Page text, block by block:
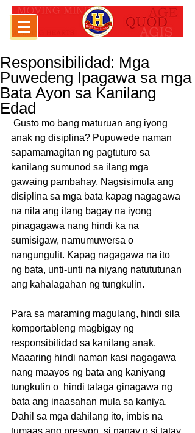
Responsibilidad: Mga
Puwedeng Ipagawa sa mga
Bata Ayon sa Kanilang
Edad
anak ng disiplina? Pupuwede naman
sapamamagitan ng pagtuturo sa
kanilang sumunod sa ilang mga
gawaing pambahay. Nagsisimula ang
disiplina sa mga bata kapag nagagawa
na nila ang ilang bagay na iyong
pinagagawa nang hindi ka na
sumisigaw, namumuwersa o
nangungulit. Kapag nagagawa na ito
ng bata, unti-unti na niyang natututunan
ang kahalagahan ng tungkulin.
Para sa maraming magulang, hindi sila
komportableng magbigay ng
responsibilidad sa kanilang anak.
Maaaring hindi naman kasi nagagawa
nang maayos ng bata ang kaniyang
tungkulin o  hindi talaga ginagawa ng
bata ang inaasahan mula sa kaniya.
Dahil sa mga dahilang ito, imbis na
tumaas ang presyon, si nanay o si tatay